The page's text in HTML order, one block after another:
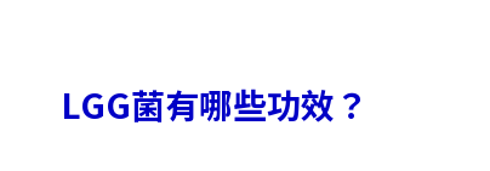
LGG菌有哪些功效？